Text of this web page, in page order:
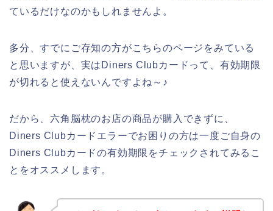
ているだけなのかもしれませんよ。
多分、すでにご存知の方がこちらのページをみている
と思いますが、実はDiners Clubカードって、有効期限
が切れると使えないんですよね～♪
だから、六角脳枕のお店の商品が購入できずに、
Diners Clubカードエラーでお困りの方は一度ご自身の
Diners Clubカードの有効期限をチェックされてみるこ
とをオススメします。